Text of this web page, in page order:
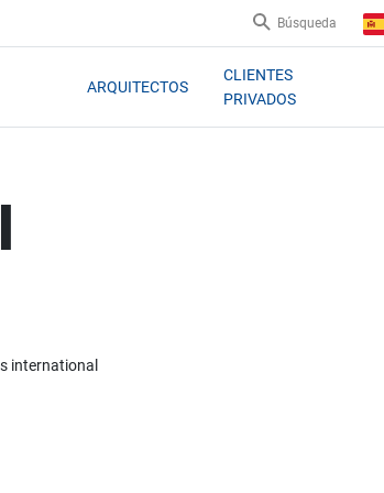
Búsqueda
ES
ARQUITECTOS
CLIENTES
PRIVADOS